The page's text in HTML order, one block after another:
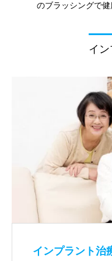
のブラッシングで健
イ
インプラント治